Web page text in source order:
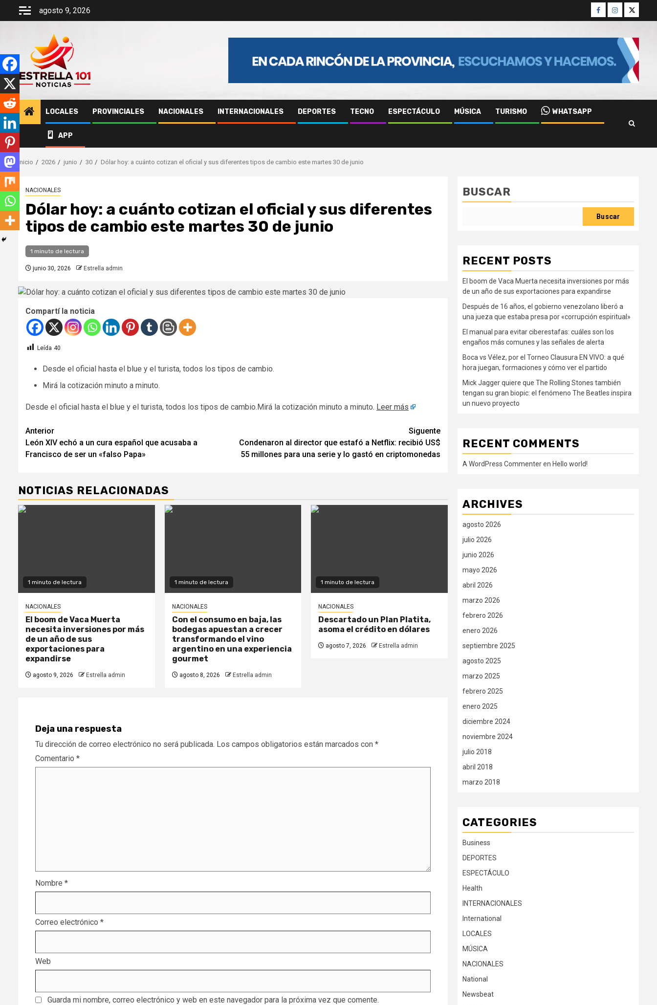
agosto 9, 2026 Facebook
Instagram
Twitter
LOCALES PROVINCIALES NACIONALES INTERNACIONALES DEPORTES TECNO ESPECTÁCULO MÚSICA TURISMO WHATSAPP
APP
Inicio 2026 junio 30 Dólar hoy: a cuánto cotizan el oficial y sus diferentes tipos de cambio este martes 30 de junio
NACIONALES
Dólar hoy: a cuánto cotizan el oficial y sus diferentes
tipos de cambio este martes 30 de junio
1 minuto de lectura
junio 30, 2026 Estrella admin
Compartí la noticia
Leída 40
Desde el oficial hasta el blue y el turista, todos los tipos de cambio.
Mirá la cotización minuto a minuto.
​Desde el oficial hasta el blue y el turista, todos los tipos de cambio.Mirá la cotización minuto a minuto. Leer más
Navegación
de
Anterior
León XIV echó a un cura español que acusaba a
Francisco de ser un «falso Papa»
Siguente
Condenaron al director que estafó a Netflix: recibió US$
55 millones para una serie y lo gastó en criptomonedas
NOTICIAS RELACIONADAS
1 minuto de lectura
NACIONALES
El boom de Vaca Muerta
necesita inversiones por más
de un año de sus
exportaciones para
expandirse
agosto 9, 2026 Estrella admin
1 minuto de lectura
NACIONALES
Con el consumo en baja, las
bodegas apuestan a crecer
transformando el vino
argentino en una experiencia
gourmet
agosto 8, 2026 Estrella admin
1 minuto de lectura
NACIONALES
Descartado un Plan Platita,
asoma el crédito en dólares
agosto 7, 2026 Estrella admin
Deja una respuesta
Tu dirección de correo electrónico no será publicada. Los campos obligatorios están marcados con *
Comentario *
Nombre *
Correo electrónico *
Web
Guarda mi nombre, correo electrónico y web en este navegador para la próxima vez que comente.
BUSCAR
Buscar
RECENT POSTS
El boom de Vaca Muerta necesita inversiones por más
de un año de sus exportaciones para expandirse
Después de 16 años, el gobierno venezolano liberó a
una jueza que estaba presa por «corrupción espiritual»
El manual para evitar ciberestafas: cuáles son los
engaños más comunes y las señales de alerta
Boca vs Vélez, por el Torneo Clausura EN VIVO: a qué
hora juegan, formaciones y cómo ver el partido
Mick Jagger quiere que The Rolling Stones también
tengan su gran biopic: el fenómeno The Beatles inspira
un nuevo proyecto
RECENT COMMENTS
A WordPress Commenteren Hello world!
ARCHIVES
agosto 2026
julio 2026
junio 2026
mayo 2026
abril 2026
marzo 2026
febrero 2026
enero 2026
septiembre 2025
agosto 2025
marzo 2025
febrero 2025
enero 2025
diciembre 2024
noviembre 2024
julio 2018
abril 2018
marzo 2018
CATEGORIES
Business
DEPORTES
ESPECTÁCULO
Health
INTERNACIONALES
International
LOCALES
MÚSICA
NACIONALES
National
Newsbeat